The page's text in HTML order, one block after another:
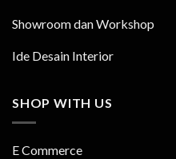
Showroom dan Workshop
Ide Desain Interior
SHOP WITH US
E Commerce